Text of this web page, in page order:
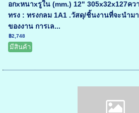
อกxหนาxรูใน (mm.) 12" 305x32x127คว
ทรง : ทรงกลม 1A1 .วัสดุ/ชิ้นงานที่จะนำม
ของงาน การเล...
฿2,748
มีสินค้า